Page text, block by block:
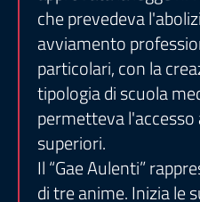
che prevedeva
avviamento
particolari, con la
tipologia di scuola
permetteva
superiori.
Il “Gae Aulenti”
di tre anime. Inizia le